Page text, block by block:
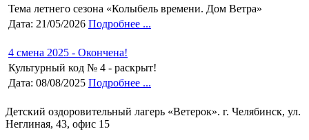
Тема летнего сезона «Колыбель времени. Дом Ветра»
Дата: 21/05/2026 Подробнее ...
4 смена 2025 - Окончена!
Культурный код № 4 - раскрыт!
Дата: 08/08/2025 Подробнее ...
Детский оздоровительный лагерь «Ветерок». г. Челябинск, ул.
Неглиная, 43, офис 15